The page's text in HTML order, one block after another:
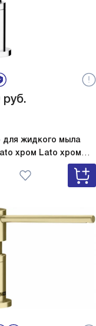
руб.
для жидкого мыла
хром Lato хром